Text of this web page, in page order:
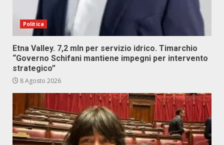
Politica
Etna Valley. 7,2 mln per servizio idrico. Timarchio
“Governo Schifani mantiene impegni per intervento
strategico”
8 Agosto 2026